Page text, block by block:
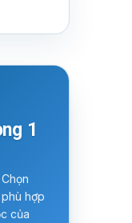
1
hợp
của